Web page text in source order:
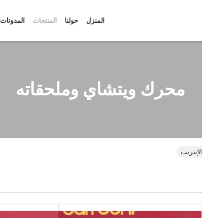
المنزل حولنا المنتجات المدونات
محرك ويتشاي وملحقاته